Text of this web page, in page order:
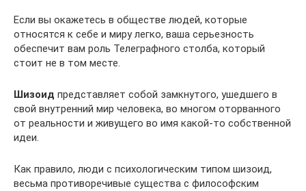
Если вы окажетесь в обществе людей, которые
относятся к себе и миру легко, ваша серьезность
обеспечит вам роль Телеграфного столба, который
стоит не в том месте.
Шизоид представляет собой замкнутого, ушедшего в
свой внутренний мир человека, во многом оторванного
от реальности и живущего во имя какой-то собственной
идеи.
Как правило, люди с психологическим типом шизоид,
весьма противоречивые существа с философским